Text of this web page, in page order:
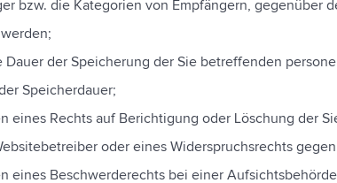
bzw. die Kategorien von Empfängern,
Dauer der Speicherung der Sie betreffenden
Speicherdauer;
eines Rechts auf Berichtigung oder Löschung der
oder eines Widerspruchsrechts
eines Beschwerderechts bei einer